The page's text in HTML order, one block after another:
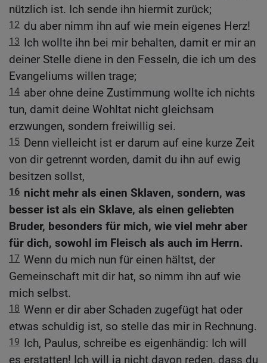
nützlich ist. Ich sende ihn hiermit zurück;
12 du aber nimm ihn auf wie mein eigenes Herz!
13 Ich wollte ihn bei mir behalten, damit er mir an
deiner Stelle diene in den Fesseln, die ich um des
Evangeliums willen trage;
14 aber ohne deine Zustimmung wollte ich nichts
tun, damit deine Wohltat nicht gleichsam
erzwungen, sondern freiwillig sei.
15 Denn vielleicht ist er darum auf eine kurze Zeit
von dir getrennt worden, damit du ihn auf ewig
besitzen sollst,
16 nicht mehr als einen Sklaven, sondern, was
besser ist als ein Sklave, als einen geliebten
Bruder, besonders für mich, wie viel mehr aber
für dich, sowohl im Fleisch als auch im Herrn.
17 Wenn du mich nun für einen hältst, der
Gemeinschaft mit dir hat, so nimm ihn auf wie
mich selbst.
18 Wenn er dir aber Schaden zugefügt hat oder
etwas schuldig ist, so stelle das mir in Rechnung.
19 Ich, Paulus, schreibe es eigenhändig: Ich will
es erstatten! Ich will ja nicht davon reden, dass du